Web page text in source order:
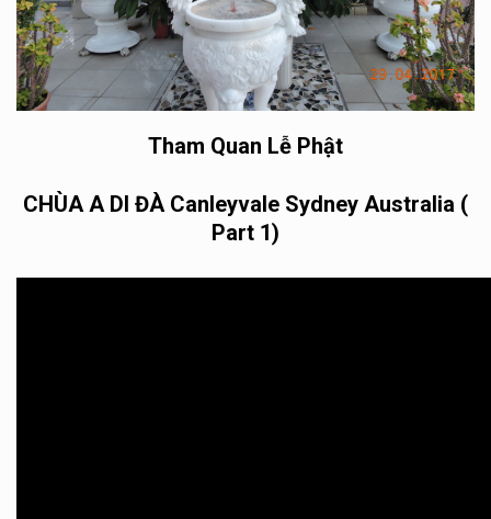
Tham Quan Lễ Phật
CHÙA A DI ĐÀ Canleyvale Sydney Australia (
Part 1)